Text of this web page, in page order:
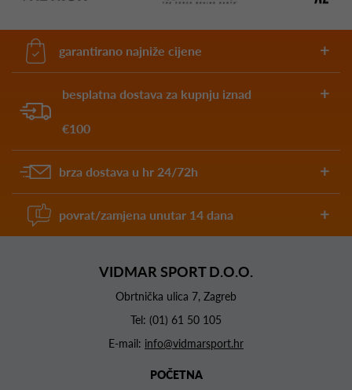
garantirano najniže cijene
besplatna dostava za kupnju iznad
€100
brza dostava u hr 24/72h
povrat/zamjena unutar 14 dana
VIDMAR SPORT D.O.O.
Obrtnička ulica 7, Zagreb
Tel: (01) 61 50 105
E-mail: info@vidmarsport.hr
POČETNA